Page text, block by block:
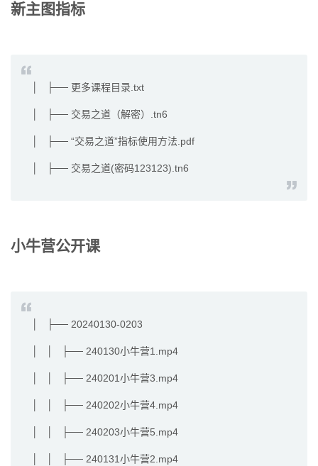
新主图指标
│ ├── 更多课程目录.txt
│ ├── 交易之道（解密）.tn6
│ ├── “交易之道”指标使用方法.pdf
│ ├── 交易之道(密码123123).tn6
小牛营公开课
│ ├── 20240130-0203
│ │ ├── 240130小牛营1.mp4
│ │ ├── 240201小牛营3.mp4
│ │ ├── 240202小牛营4.mp4
│ │ ├── 240203小牛营5.mp4
│ │ ├── 240131小牛营2.mp4